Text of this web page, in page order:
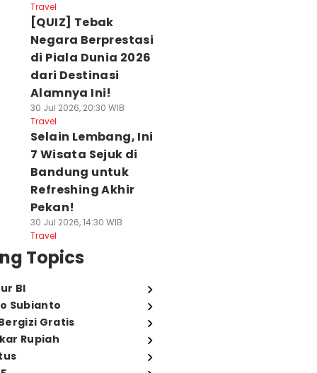
Travel
[QUIZ] Tebak
Negara Berprestasi
di Piala Dunia 2026
dari Destinasi
Alamnya Ini!
30 Jul 2026, 20:30 WIB
Travel
Selain Lembang, Ini
7 Wisata Sejuk di
Bandung untuk
Refreshing Akhir
Pekan!
30 Jul 2026, 14:30 WIB
Travel
Topics
BI
Subianto
Gratis
Rupiah